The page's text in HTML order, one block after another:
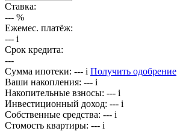
Ставка:
--- %
Ежемес. платёж:
--- i
Срок кредита:
---
Сумма ипотеки: --- i Получить одобрение
Ваши накопления: --- i
Накопительные взносы: --- i
Инвестиционный доход: --- i
Собственные средства: --- i
Стомость квартиры: --- i